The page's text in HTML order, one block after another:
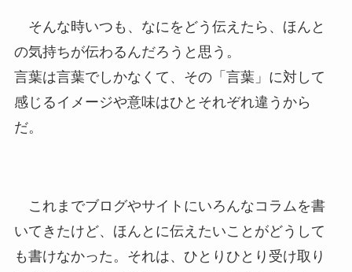
そんな時いつも、なにをどう伝えたら、ほんと
の気持ちが伝わるんだろうと思う。
言葉は言葉でしかなくて、その「言葉」に対して
感じるイメージや意味はひとそれぞれ違うから
だ。
これまでブログやサイトにいろんなコラムを書
いてきたけど、ほんとに伝えたいことがどうして
も書けなかった。それは、ひとりひとり受け取り